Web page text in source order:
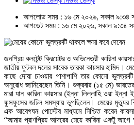
আপলোড সময় : ১৬ মে ২০২৬, সকাল ৯:৩৪
আপডেট সময় : ১৬ মে ২০২৬, সকাল ৯:৩৪
জনপ্রিয় কনটেন্ট ক্রিয়েটর ও অভিনেত্রী কারিনা
জাতীয় ফুটবল দলের সাবেক তারকা কায়সার হামিদ।
কাছে দোয়া চাওয়ার পাশাপাশি তার কোনো
অনুরোধ জানিয়েছেন তিনি। শুক্রবার (১৫ মে)
মারা যান কারিনা কায়সার (ইন্না লিল্লাহি ওয়া
ফুসফুসের জটিল সমস্যায় ভুগছিলেন। মেয়ের মৃত্যুর
এক আবেগঘন পোস্টের মাধ্যমে নিশ্চিত করেন
“আমার প্রাণপ্রিয় আদরের মেয়ে কারিনা একটু